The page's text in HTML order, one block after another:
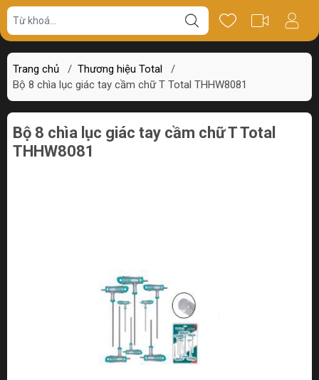
Trang chủ / Thương hiệu Total
/
Bộ 8 chìa lục giác tay cầm chữ T Total THHW8081
Giá bán Review
Bộ 8 chìa lục giác tay cầm chữ T Total
THHW8081